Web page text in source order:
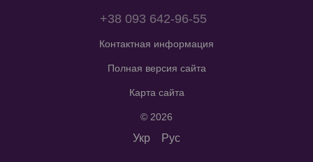
+38 093 642-96-55
Контактная информация
Полная версия сайта
Карта сайта
© 2026
Укр Рус